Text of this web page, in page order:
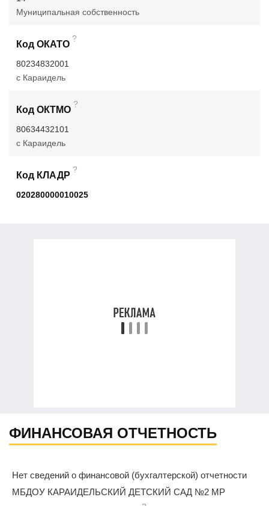
Муниципальная собственность
Код ОКАТО
?
80234832001
с Караидель
Код ОКТМО
?
80634432101
с Караидель
Код КЛАДР
?
020280000010025
ФИНАНСОВАЯ ОТЧЕТНОСТЬ
Нет сведений о финансовой (бухгалтерской) отчетности
МБДОУ КАРАИДЕЛЬСКИЙ ДЕТСКИЙ САД №2 МР